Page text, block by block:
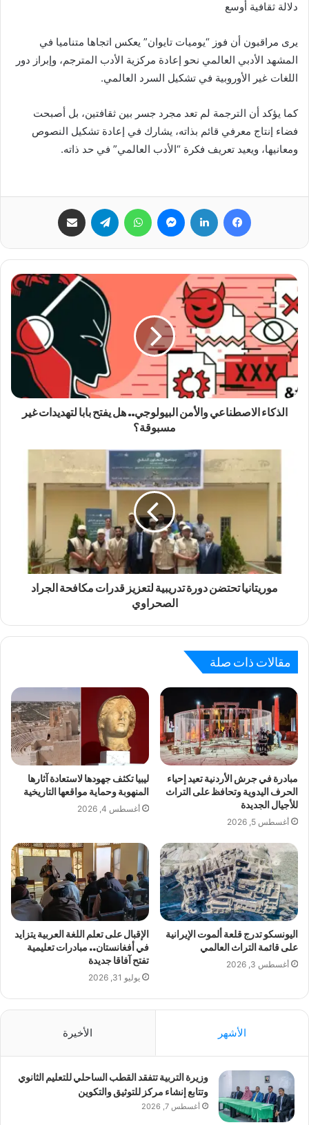
دلالة ثقافية أوسع
يرى مراقبون أن فوز “يوميات تايوان” يعكس اتجاها متناميا في
المشهد الأدبي العالمي نحو إعادة مركزية الأدب المترجم، وإبراز دور
اللغات غير الأوروبية في تشكيل السرد العالمي.
كما يؤكد أن الترجمة لم تعد مجرد جسر بين ثقافتين، بل أصبحت
فضاء إنتاج معرفي قائم بذاته، يشارك في إعادة تشكيل النصوص
ومعانيها، ويعيد تعريف فكرة “الأدب العالمي” في حد ذاته.
فيسبوك لينكدإن ماسنجر واتساب تيلقرام
الذكاء الاصطناعي والأمن البيولوجي.. هل يفتح بابا لتهديدات غير
مسبوقة؟
موريتانيا تحتضن دورة تدريبية لتعزيز قدرات مكافحة الجراد
الصحراوي
مقالات ذات صلة
مبادرة في جرش الأردنية تعيد إحياء
الحرف اليدوية وتحافظ على التراث
للأجيال الجديدة
أغسطس 5, 2026
ليبيا تكثف جهودها لاستعادة آثارها
المنهوبة وحماية مواقعها التاريخية
أغسطس 4, 2026
اليونسكو تدرج قلعة ألموت الإيرانية
على قائمة التراث العالمي
أغسطس 3, 2026
الإقبال على تعلم اللغة العربية يتزايد
في أفغانستان.. مبادرات تعليمية
تفتح آفاقا جديدة
يوليو 31, 2026
الأشهر الأخيرة
وزيرة التربية تتفقد القطب الساحلي للتعليم الثانوي
وتتابع إنشاء مركز للتوثيق والتكوين
أغسطس 7, 2026